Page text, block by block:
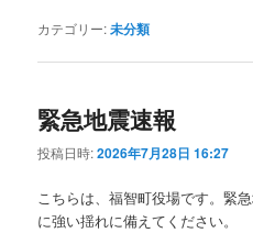
カテゴリー:未分類
緊急地震速報
投稿日時:2026年7月28日 16:27
こちらは、福智町役場です。緊
に強い揺れに備えてください。